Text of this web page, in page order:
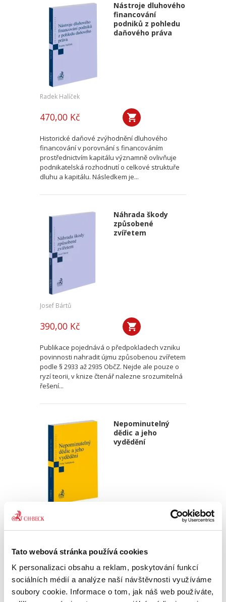
Tato webová stránka používá cookies
K personalizaci obsahu a reklam, poskytování funkcí
sociálních médií a analýze naší návštěvnosti využíváme
soubory cookie. Informace o tom, jak náš web používáte,
Nástroje dluhového
financování
podniků z pohledu
daňového práva
Radek Halíček
470,00 Kč
Historické daňové zvýhodnění dluhového
financování v porovnání s financováním
prostřednictvím kapitálu významně ovlivňuje
podnikatelská rozhodnutí o celkové struktuře
dluhu a kapitálu. Následkem je...
Náhrada škody
způsobené
zvířetem
Josef Bártů
390,00 Kč
Publikace pojednává o předpokladech vzniku
povinnosti nahradit újmu způsobenou zvířetem
podle § 2933 až 2935 ObčZ. Nejde ale pouze o
ryzí teorii, v knize čtenář nalezne srozumitelná
řešení...
Nepominutelný
dědic a jeho
vydědění
Iveta Vankátová
Nová monografie se věnuje problematice
nepominutelného dědice, jeho vydědění a
opominutí, což jsou témata, která se po přijetí
nového občanského zákoníku v roce 2014 stala
mimořádně aktuální v...